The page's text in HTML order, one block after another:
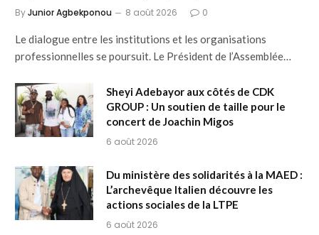
ByJunior Agbekponou 8 août 2026 0
Le dialogue entre les institutions et les organisations
professionnelles se poursuit. Le Président de l’Assemblée…
Sheyi Adebayor aux côtés de CDK
GROUP : Un soutien de taille pour le
concert de Joachin Migos
6 août 2026
Du ministère des solidarités à la MAED :
L’archevêque Italien découvre les
actions sociales de la LTPE
6 août 2026